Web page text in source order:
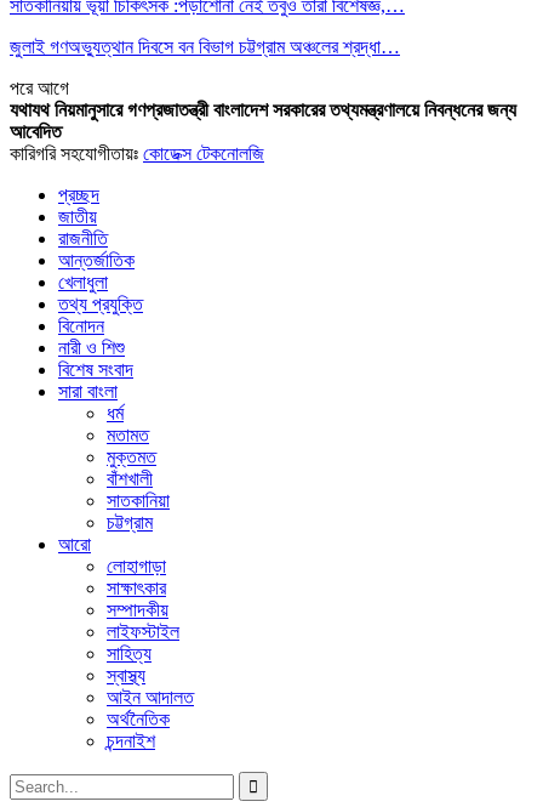
সাতকানিয়ায় ভূয়া চিকিৎসক :পড়াশোনা নেই তবুও তারা বিশেষজ্ঞ,…
জুলাই গণঅভ্যুত্থান দিবসে বন বিভাগ চট্টগ্রাম অঞ্চলের শ্রদ্ধা…
পরেআগে
যথাযথ নিয়মানুসারে গণপ্রজাতন্ত্রী বাংলাদেশ সরকারের তথ্যমন্ত্রণালয়ে নিবন্ধনের জন্য
আবেদিত
কারিগরি সহযোগীতায়ঃ কোডেক্স টেকনোলজি
প্রচ্ছদ
জাতীয়
রাজনীতি
আন্তর্জাতিক
খেলাধুলা
তথ্য প্রযুক্তি
বিনোদন
নারী ও শিশু
বিশেষ সংবাদ
সারা বাংলা
ধর্ম
মতামত
মুক্তমত
বাঁশখালী
সাতকানিয়া
চট্টগ্রাম
আরো
লোহাগাড়া
সাক্ষাৎকার
সম্পাদকীয়
লাইফস্টাইল
সাহিত্য
স্বাস্থ্য
আইন আদালত
অর্থনৈতিক
চন্দনাইশ